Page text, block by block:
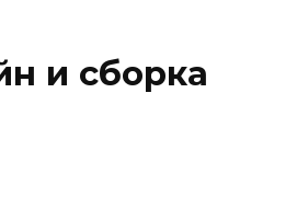
и сборка